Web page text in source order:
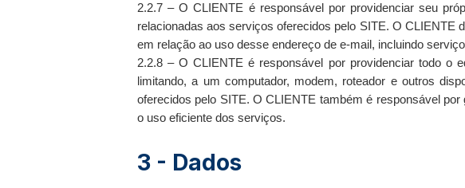
2.2.7 – O CLIENTE é responsável por providenciar seu
relacionadas aos serviços oferecidos pelo SITE. O
em relação ao uso desse endereço de e-mail, incluindo
2.2.8 – O CLIENTE é responsável por providenciar todo o
limitando, a um computador, modem, roteador e outros
oferecidos pelo SITE. O CLIENTE também é responsável
o uso eficiente dos serviços.
3 - Dados